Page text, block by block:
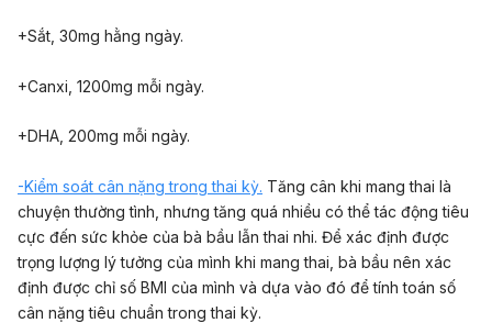
+Sắt, 30mg hằng ngày.
+Canxi, 1200mg mỗi ngày.
+DHA, 200mg mỗi ngày.
-Kiểm soát cân nặng trong thai kỳ. Tăng cân khi mang thai là
chuyện thường tình, nhưng tăng quá nhiều có thể tác động tiêu
cực đến sức khỏe của bà bầu lẫn thai nhi. Để xác định được
trọng lượng lý tưởng của mình khi mang thai, bà bầu nên xác
định được chỉ số BMI của mình và dựa vào đó để tính toán số
cân nặng tiêu chuẩn trong thai kỳ.